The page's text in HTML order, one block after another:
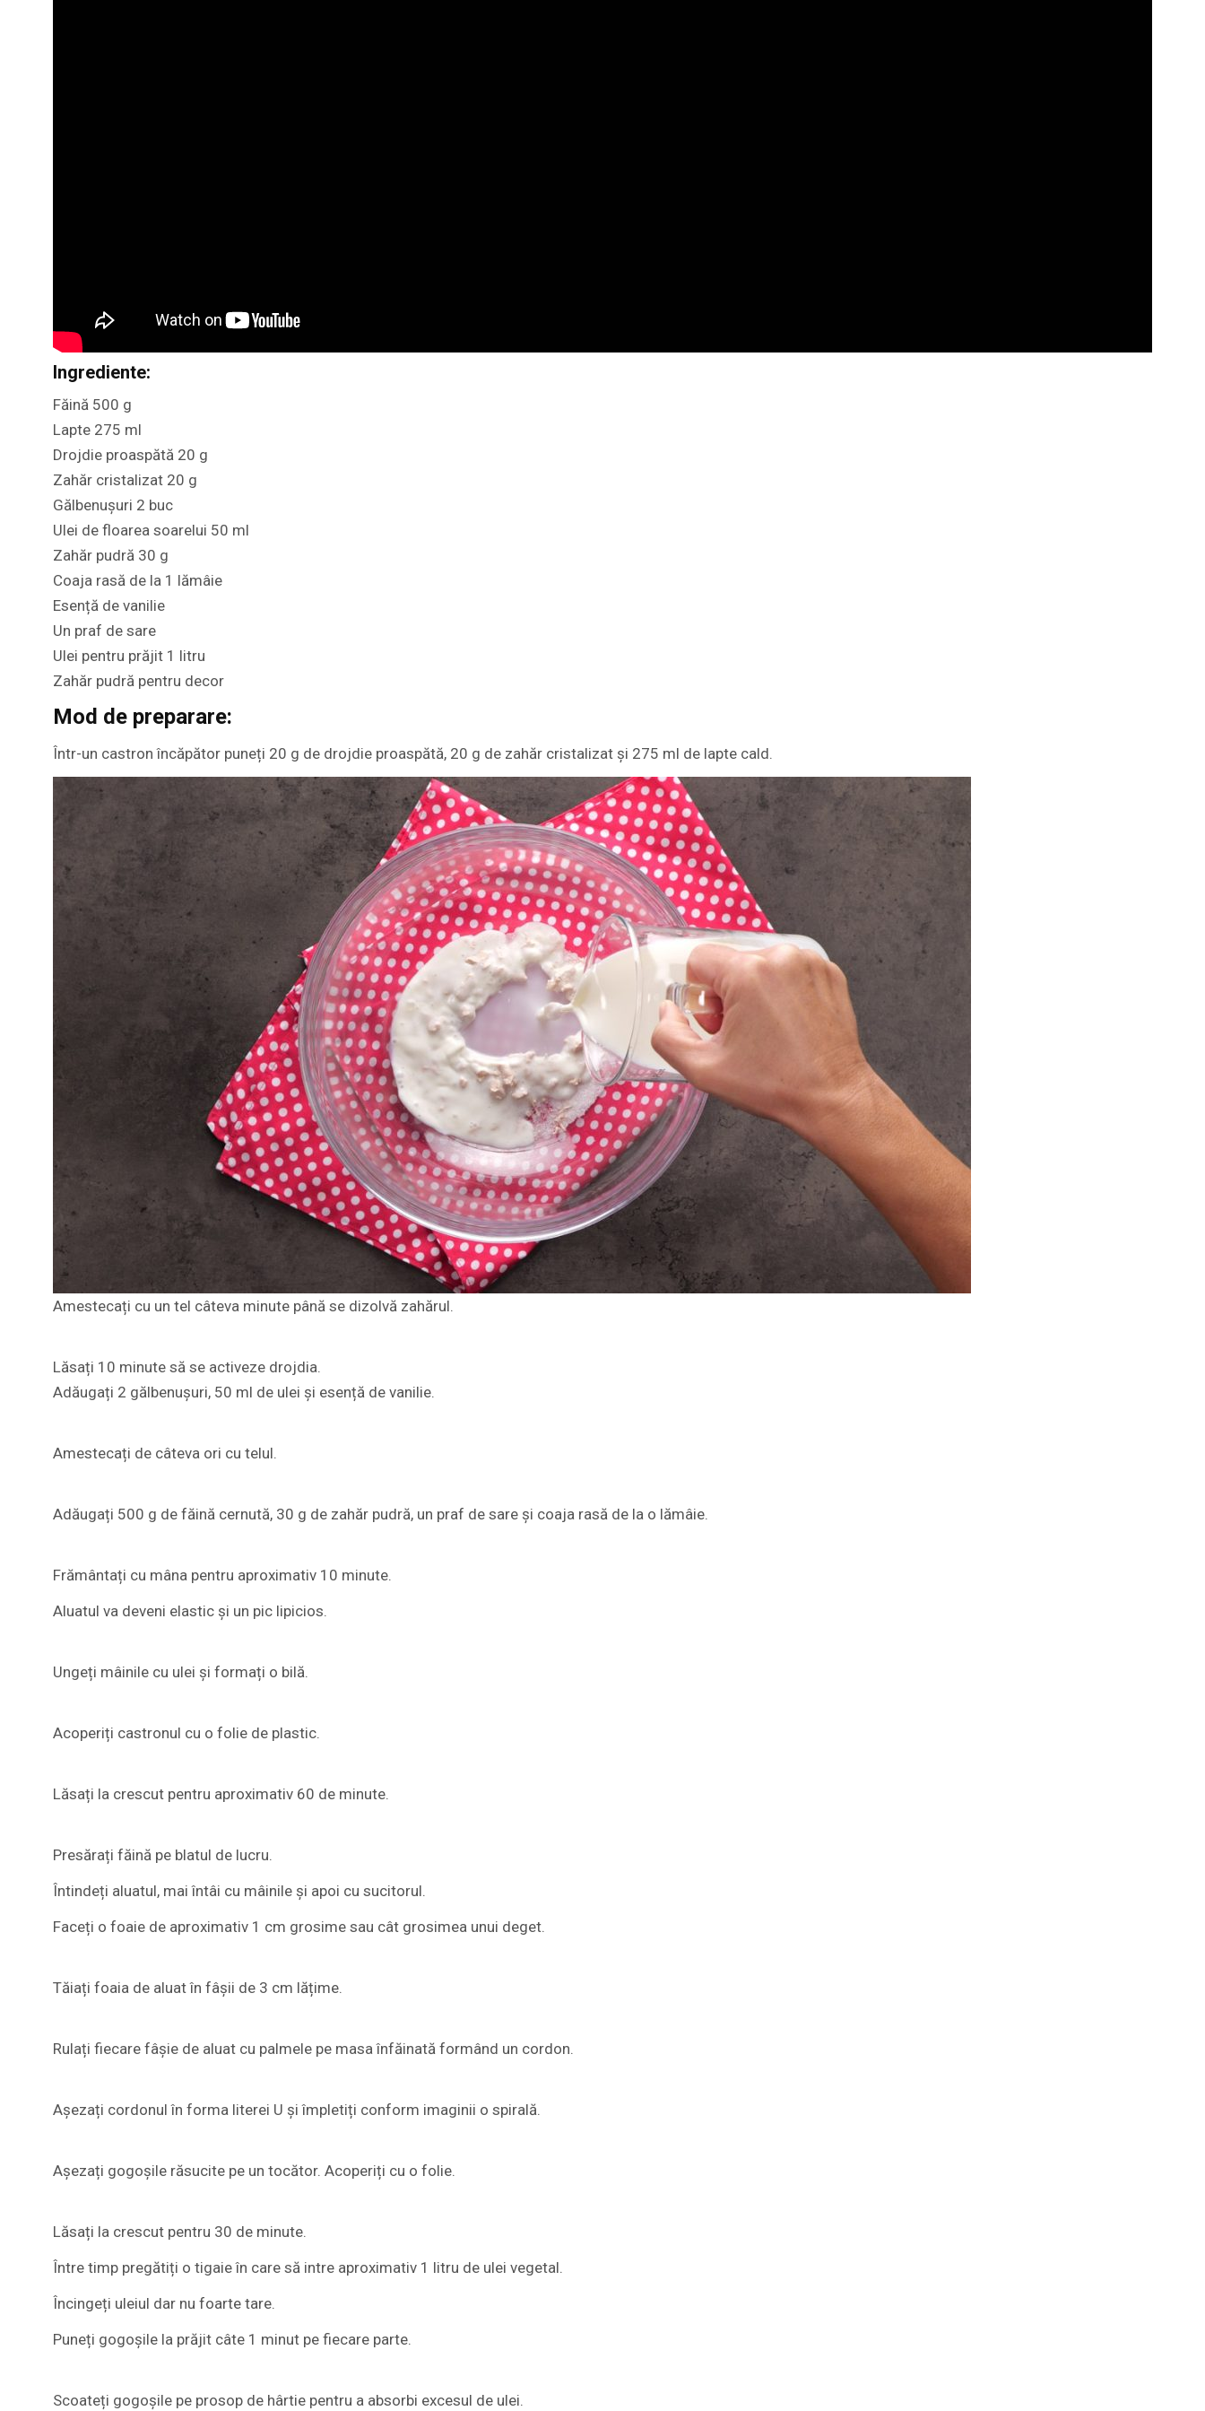
Ingrediente:
Făină 500 g
Lapte 275 ml
Drojdie proaspătă 20 g
Zahăr cristalizat 20 g
Gălbenușuri 2 buc
Ulei de floarea soarelui 50 ml
Zahăr pudră 30 g
Coaja rasă de la 1 lămâie
Esență de vanilie
Un praf de sare
Ulei pentru prăjit 1 litru
Zahăr pudră pentru decor
Mod de preparare:
Într-un castron încăpător puneți 20 g de drojdie proaspătă, 20 g de zahăr cristalizat și 275 ml de lapte cald.
Amestecați cu un tel câteva minute până se dizolvă zahărul.
Lăsați 10 minute să se activeze drojdia.
Adăugați 2 gălbenușuri, 50 ml de ulei și esență de vanilie.
Amestecați de câteva ori cu telul.
Adăugați 500 g de făină cernută, 30 g de zahăr pudră, un praf de sare și coaja rasă de la o lămâie.
Frământați cu mâna pentru aproximativ 10 minute.
Aluatul va deveni elastic și un pic lipicios.
Ungeți mâinile cu ulei și formați o bilă.
Acoperiți castronul cu o folie de plastic.
Lăsați la crescut pentru aproximativ 60 de minute.
Presărați făină pe blatul de lucru.
Întindeți aluatul, mai întâi cu mâinile și apoi cu sucitorul.
Faceți o foaie de aproximativ 1 cm grosime sau cât grosimea unui deget.
Tăiați foaia de aluat în fâșii de 3 cm lățime.
Rulați fiecare fâșie de aluat cu palmele pe masa înfăinată formând un cordon.
Așezați cordonul în forma literei U și împletiți conform imaginii o spirală.
Așezați gogoșile răsucite pe un tocător. Acoperiți cu o folie.
Lăsați la crescut pentru 30 de minute.
Între timp pregătiți o tigaie în care să intre aproximativ 1 litru de ulei vegetal.
Încingeți uleiul dar nu foarte tare.
Puneți gogoșile la prăjit câte 1 minut pe fiecare parte.
Scoateți gogoșile pe prosop de hârtie pentru a absorbi excesul de ulei.